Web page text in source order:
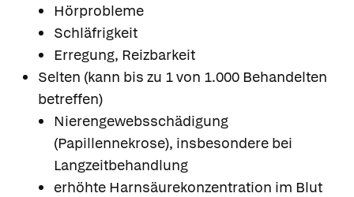
Hörprobleme
Schläfrigkeit
Erregung, Reizbarkeit
Selten (kann bis zu 1 von 1.000 Behandelten
betreffen)
Nierengewebsschädigung
(Papillennekrose), insbesondere bei
Langzeitbehandlung
erhöhte Harnsäurekonzentration im Blut